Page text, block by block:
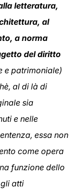
letteratura,
al
a norma
del diritto
e patrimoniale)
al di là di
sia
e nelle
essa non
come opera
funzione dello
atti